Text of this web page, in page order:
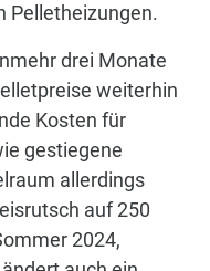
Pelletheizungen.
drei Monate
weiterhin
Kosten für
gestiegene
allerdings
auf 250
2024,